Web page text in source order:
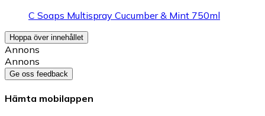
C Soaps Multispray Cucumber & Mint 750ml
Hoppa över innehållet
Annons
Annons
Ge oss feedback
Hämta mobilappen